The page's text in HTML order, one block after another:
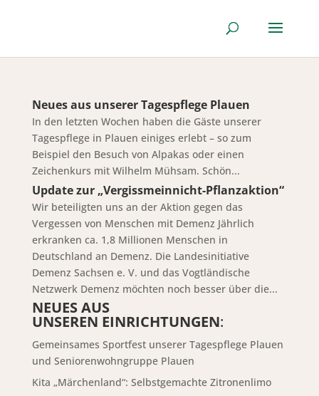
Neues aus unserer Tagespflege Plauen
In den letzten Wochen haben die Gäste unserer
Tagespflege in Plauen einiges erlebt – so zum
Beispiel den Besuch von Alpakas oder einen
Zeichenkurs mit Wilhelm Mühsam. Schön...
Update zur „Vergissmeinnicht-Pflanzaktion“
Wir beteiligten uns an der Aktion gegen das
Vergessen von Menschen mit Demenz Jährlich
erkranken ca. 1,8 Millionen Menschen in
Deutschland an Demenz. Die Landesinitiative
Demenz Sachsen e. V. und das Vogtländische
Netzwerk Demenz möchten noch besser über die...
NEUES AUS
UNSEREN EINRICHTUNGEN:
Gemeinsames Sportfest unserer Tagespflege Plauen
und Seniorenwohngruppe Plauen
Kita „Märchenland“: Selbstgemachte Zitronenlimo